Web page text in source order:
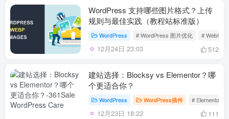
WordPress 支持哪些图片格式？上传
规则与最佳实践（教程站标准版）
WordPress # WordPress 图片优化 # WebP
12月24日 23:03 512
建站选择：Blocksy vs Elementor？哪
个更适合你？
WordPress WordPress插件 # Elementor
12月23日 18:22 111